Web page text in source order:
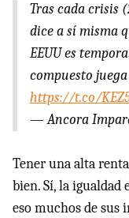
Tras cada crisis
dice a sí misma
EEUU es
compuesto
https://t.co/
— Ancora
Tener una alta
bien. Sí, la igualdad
eso muchos de sus